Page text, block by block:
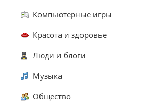
Компьютерные игры
Красота и здоровье
Люди и блоги
Музыка
Общество